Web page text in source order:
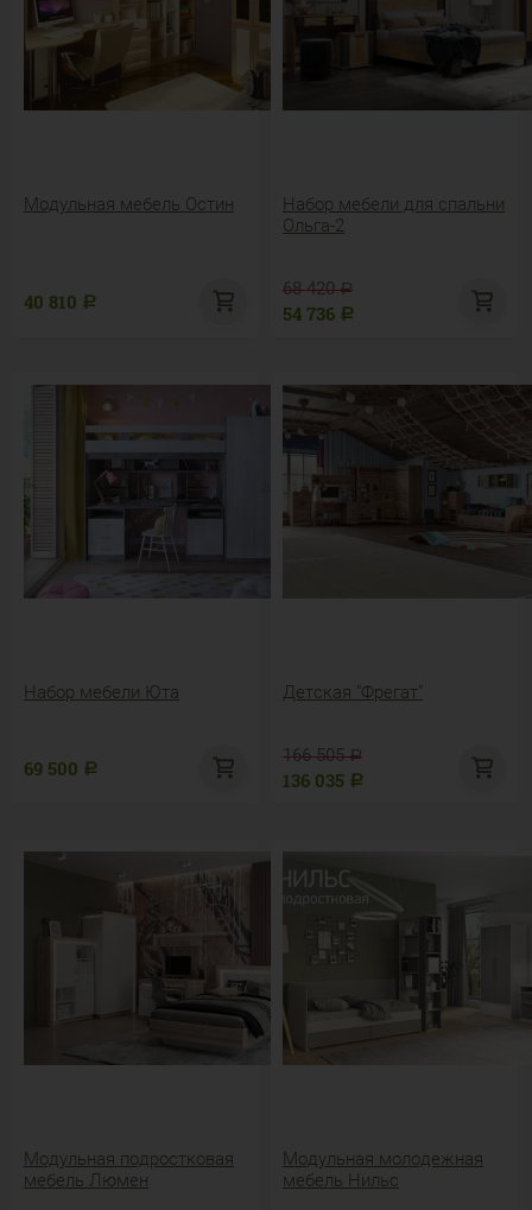
Модульная мебель Остин
40 810 Р
Набор мебели для спальни
Ольга-2
68 420 Р
54 736 Р
Набор мебели Юта
69 500 Р
Детская "Фрегат"
166 505 Р
136 035 Р
Модульная подростковая
мебель Люмен
Модульная молодежная
мебель Нильс